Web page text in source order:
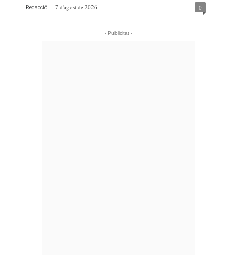
Redacció - 7 d'agost de 2026 0
- Publicitat -